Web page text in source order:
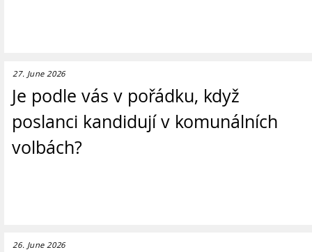
27. June 2026
Je podle vás v pořádku, když
poslanci kandidují v komunálních
volbách?
26. June 2026